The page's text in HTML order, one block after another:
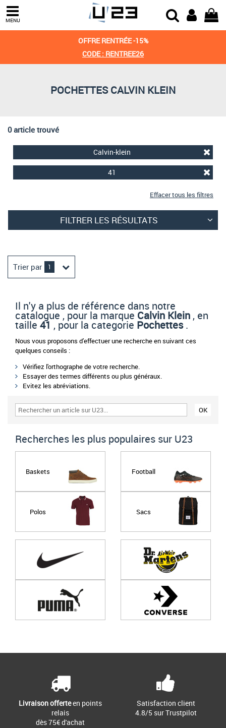
MENU
OFFRE RENTRÉE -15%
CODE : RENTREE26
POCHETTES CALVIN KLEIN
0 article trouvé
Calvin-klein
41
Effacer tous les filtres
FILTRER LES RÉSULTATS
Trier par 1
Trier par
Derniers arrivages
Meilleures remises
Il n'y a plus de référence dans notre
catalogue , pour la marque Calvin Klein , en
taille 41 , pour la categorie Pochettes.
Nous vous proposons d'effectuer une recherche en suivant ces
quelques conseils :
Vérifiez l'orthographe de votre recherche.
Essayer des termes différents ou plus généraux.
Evitez les abréviations.
Recherches les plus populaires sur U23
Baskets Football
Polos Sacs
Livraison offerteen points
relais
dès 75€ d'achat
Satisfaction client
4.8/5 sur Trustpilot